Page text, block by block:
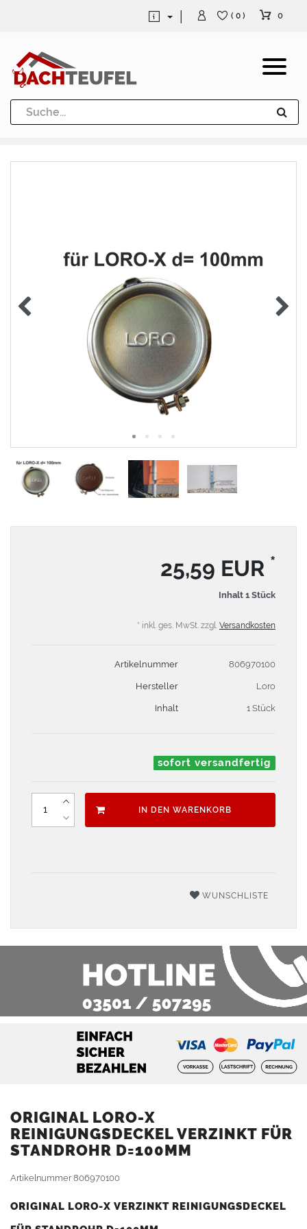
Dachrinne und Fallrohre
Werkzeuge und Löttechnik
( 0 ) 0
25,59 EUR *
Inhalt 1 Stück
* inkl. ges. MwSt. zzgl. Versandkosten
Artikelnummer 806970100
Hersteller Loro
Inhalt 1 Stück
sofort versandfertig
IN DEN WARENKORB
WUNSCHLISTE
ORIGINAL LORO-X
REINIGUNGSDECKEL VERZINKT FÜR
STANDROHR D=100MM
Artikelnummer806970100
ORIGINAL LORO-X VERZINKT REINIGUNGSDECKEL